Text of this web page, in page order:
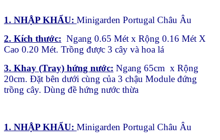
1. NHẬP KHẨU: Minigarden Portugal Châu Âu
2. Kích thước: Ngang 0.65 Mét x Rộng 0.16 Mét X
Cao 0.20 Mét. Trồng được 3 cây và hoa lá
3. Khay (Tray) hứng nước: Ngang 65cm x Rộng
20cm. Đặt bên dưới cùng của 3 chậu Module đứng
trồng cây. Dùng đề hứng nước thừa
1. NHẬP KHẨU: Minigarden Portugal Châu Âu